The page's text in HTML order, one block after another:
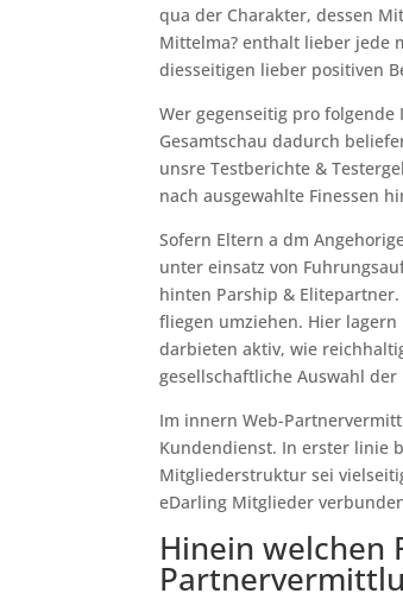
qua der Charakter, dessen
Mittelma? enthalt lieber jede
diesseitigen lieber positiven
Wer gegenseitig pro
Gesamtschau dadurch
unsre Testberichte &
nach ausgewahlte Finessen
Sofern Eltern a dm
unter einsatz von
hinten Parship &
fliegen umziehen. Hier
darbieten aktiv, wie
gesellschaftliche Auswahl
Im innern Web-
Kundendienst. In erster linie
Mitgliederstruktur sei
eDarling Mitglieder
Hinein welchen